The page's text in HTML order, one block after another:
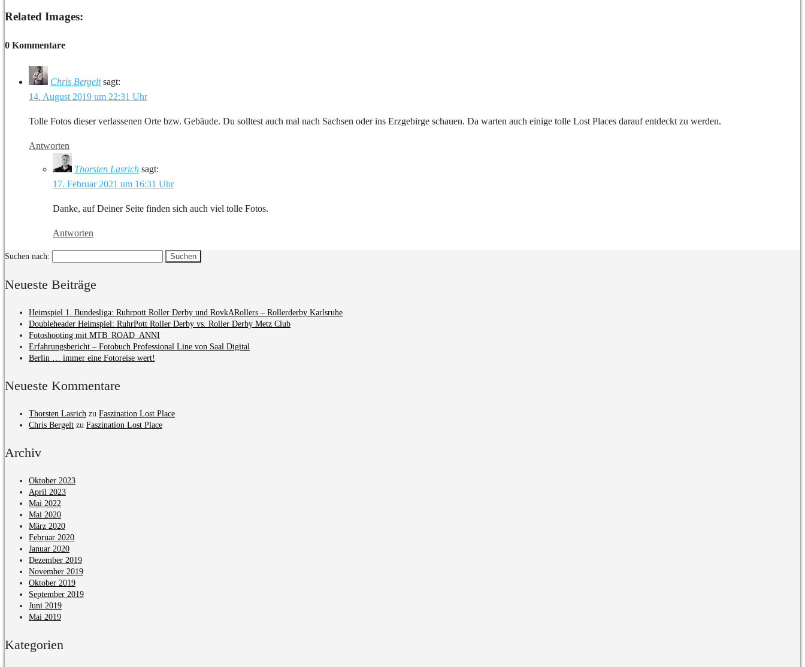
Related Images:
0 Kommentare
Chris Bergelt sagt:
14. August 2019 um 22:31 Uhr
Tolle Fotos dieser verlassenen Orte bzw. Gebäude. Du solltest auch mal nach Sachsen oder ins Erzgebirge schauen. Da warten auch einige tolle Lost Places darauf entdeckt zu werden.
Antworten
Thorsten Lasrich sagt:
17. Februar 2021 um 16:31 Uhr
Danke, auf Deiner Seite finden sich auch viel tolle Fotos.
Antworten
Suchen nach:
Neueste Beiträge
Heimspiel 1. Bundesliga: Ruhrpott Roller Derby und RovkARollers – Rollerderby Karlsruhe
Doubleheader Heimspiel: RuhrPott Roller Derby vs. Roller Derby Metz Club
Fotoshooting mit MTB_ROAD_ANNI
Erfahrungsbericht – Fotobuch Professional Line von Saal Digital
Berlin … immer eine Fotoreise wert!
Neueste Kommentare
Thorsten Lasrich zu Faszination Lost Place
Chris Bergelt zu Faszination Lost Place
Archiv
Oktober 2023
April 2023
Mai 2022
Mai 2020
März 2020
Februar 2020
Januar 2020
Dezember 2019
November 2019
Oktober 2019
September 2019
Juni 2019
Mai 2019
Kategorien